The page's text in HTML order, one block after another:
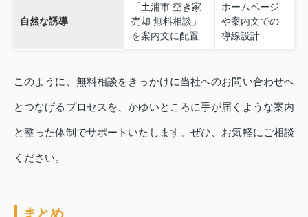
自然な誘導
「土浦市 空き家
売却 無料相談」
を案内文に配置
ホームページ
や案内文での
導線設計
このように、無料相談をきっかけに当社へのお問い合わせへ
とつなげるプロセスを、かゆいところに手が届くような案内
と整った体制でサポートいたします。ぜひ、お気軽にご相談
ください。
まとめ